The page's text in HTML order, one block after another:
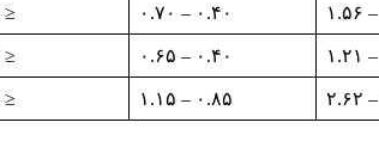
۰.۴۰ – ۰.۷۰ ≤ ۰.۰۳۵
۰.۴۰ – ۰.۶۵ ≤ ۰.۰۳۵
۰.۸۵ – ۱.۱۵ ≤ ۰.۰۳۵